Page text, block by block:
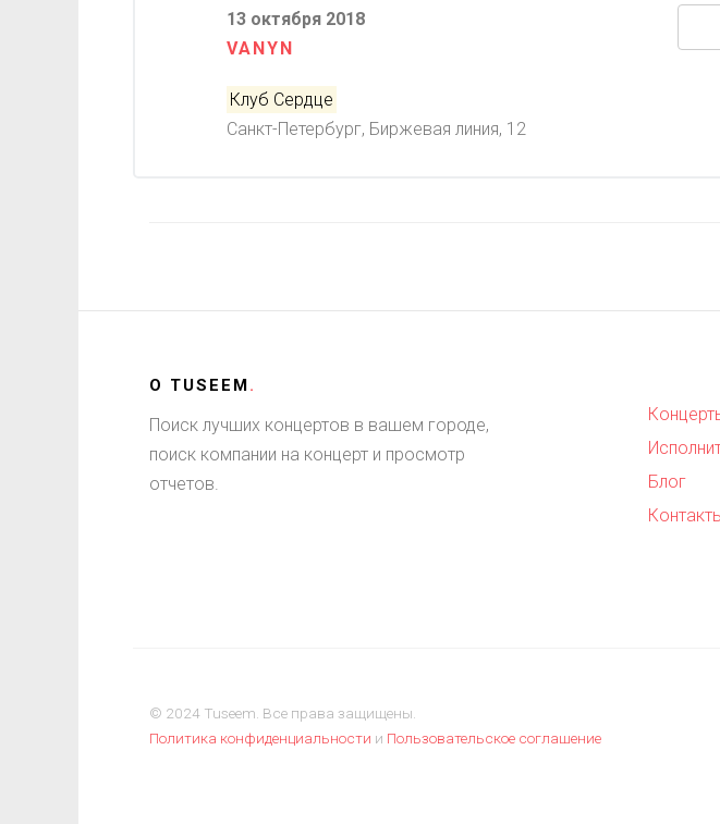
13 октября 2018
VANYN
Клуб Сердце
Санкт-Петербург, Биржевая линия, 12
О TUSEEM.
Поиск лучших концертов в вашем городе,
поиск компании на концерт и просмотр
отчетов.
Блог
© 2024 Tuseem. Все права защищены.
Политика конфиденциальности и Пользовательское соглашение